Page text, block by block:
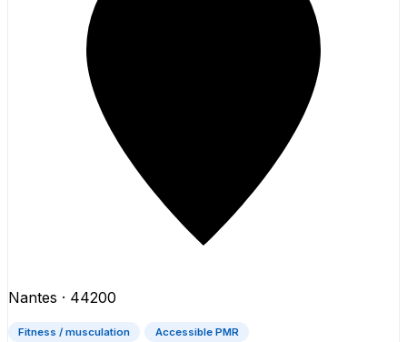
Nantes · 44200
Fitness / musculation Accessible PMR